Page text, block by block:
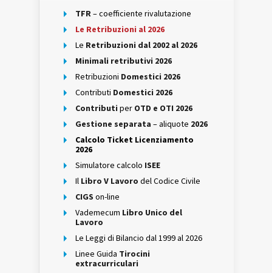
TFR– coefficiente rivalutazione
Le Retribuzioni al 2026
Le Retribuzioni dal 2002 al 2026
Minimali retributivi 2026
Retribuzioni Domestici 2026
Contributi Domestici 2026
Contributi per OTD e OTI 2026
Gestione separata – aliquote 2026
Calcolo Ticket Licenziamento
2026
Simulatore calcolo ISEE
Il Libro V Lavoro del Codice Civile
CIGS on-line
Vademecum Libro Unico del
Lavoro
Le Leggi di Bilancio dal 1999 al 2026
Linee Guida Tirocini
extracurriculari